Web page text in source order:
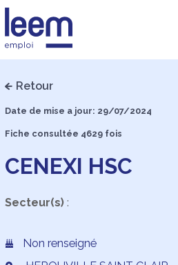
Retour
Date de mise a jour: 29/07/2024
Fiche consultée 4629 fois
CENEXI HSC
Secteur(s):
Non renseigné